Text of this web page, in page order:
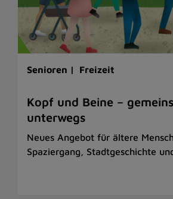
Senioren | Freizeit
Kopf und Beine –
unterwegs
Neues Angebot für ältere
Spaziergang, Stadtgeschichte